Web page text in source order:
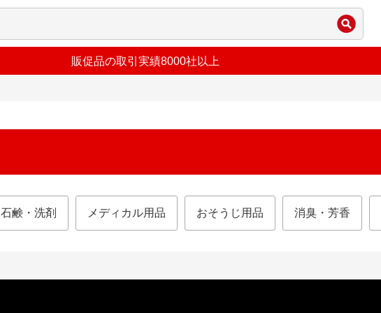
販促品の取引実績8000社以上
石鹸・洗剤 メディカル用品 おそうじ用品 消臭・芳香